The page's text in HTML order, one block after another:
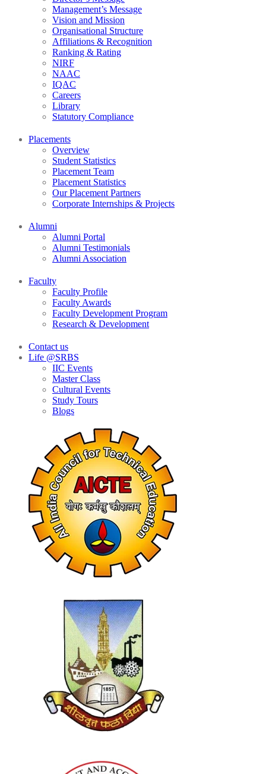
Management’s Message
Vision and Mission
Organisational Structure
Affiliations & Recognition
Ranking & Rating
NIRF
NAAC
IQAC
Careers
Library
Statutory Compliance
Placements
Overview
Student Statistics
Placement Team
Placement Statistics
Our Placement Partners
Corporate Internships & Projects
Alumni
Alumni Portal
Alumni Testimonials
Alumni Association
Faculty
Faculty Profile
Faculty Awards
Faculty Development Program
Research & Development
Contact us
Life @SRBS
IIC Events
Master Class
Cultural Events
Study Tours
Blogs